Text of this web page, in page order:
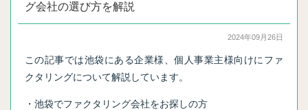
グ会社の選び方を解説
2024年09月26日
この記事では池袋にある企業様、個人事業主様向けにファ
クタリングについて解説しています。
・池袋でファクタリング会社をお探しの方